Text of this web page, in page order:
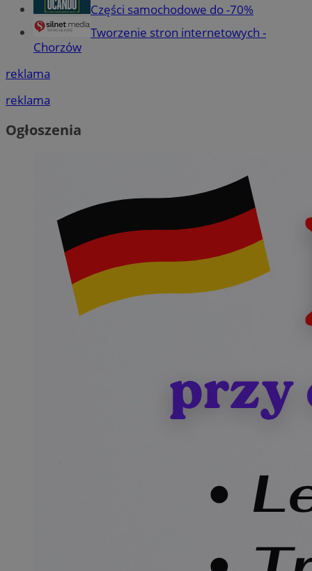
Części samochodowe do -70%
Tworzenie stron internetowych -
Chorzów
reklama
reklama
Ogłoszenia